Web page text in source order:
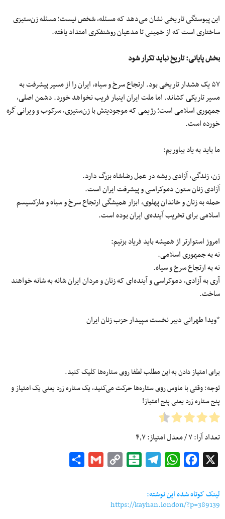
این پیوستگی تاریخی نشان می‌دهد که مسئله، شخص نیست؛ مسئله زن‌ستیزی
ساختاری است که از خمینی تا مدعیان روشنفکری امتداد یافته.
بخش پایانی: تاریخ نباید تکرار شود
۵۷ یک هشدار تاریخی بود. ارتجاع سرخ و سیاه، ایران را از مسیر پیشرفت به
مسیر تاریکی کشاند. اما ملت ایران اینبار فریب نخواهد خورد. دشمن اصلی،
جمهوری اسلامی است؛ رژیمی که موجودیتش با زن‌ستیزی، سرکوب و ویرانی گره
خورده است.
ما باید به یاد بیاوریم:
زن، زندگی، آزادی ریشه در عمل رضاشاه بزرگ دارد.
آزادی زنان ستون دموکراسی و پیشرفت ایران است.
حمله به زنان و خاندان پهلوی، ابزار همیشگی ارتجاع سرخ و سیاه و مارکسیسم
اسلامی برای تخریب آینده‌ی ایران بوده است.
امروز استوارتر از همیشه باید فریاد بزنیم:
نه به جمهوری اسلامی.
نه به ارتجاع سرخ و سیاه.
آری به آزادی، دموکراسی و آینده‌ای که زنان و مردان ایران شانه به شانه خواهند
ساخت.
*ویدا طهرانی دبیر نخست سپیدار حزب زنان ایران
برای امتیاز دادن به این مطلب لطفا روی ستاره‌ها کلیک کنید.
توجه: وقتی با ماوس روی ستاره‌ها حرکت می‌کنید، یک ستاره زرد یعنی یک امتیاز و
پنج ستاره زرد یعنی پنج امتیاز!
تعداد آرا:۷/ معدل امتیاز:۴٫۷
Facebook
WhatsApp
Telegram
Balatarin
Copy
Gmail
لینک کوتاه شده این نوشته:
https://kayhan.london/?p=389139